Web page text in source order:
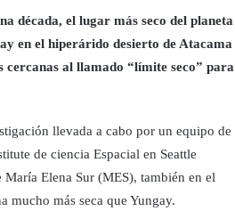
década, el lugar más seco del planeta
en el hiperárido desierto de Atacama
cercanas al llamado “límite seco” para
llevada a cabo por un equipo de
de ciencia Espacial en Seattle
Elena Sur (MES), también en el
mucho más seca que Yungay.